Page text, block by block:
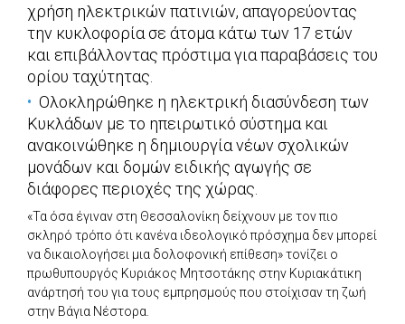
χρήση ηλεκτρικών πατινιών, απαγορεύοντας
την κυκλοφορία σε άτομα κάτω των 17 ετών
και επιβάλλοντας πρόστιμα για παραβάσεις του
ορίου ταχύτητας.
Ολοκληρώθηκε η ηλεκτρική διασύνδεση των
Κυκλάδων με το ηπειρωτικό σύστημα και
ανακοινώθηκε η δημιουργία νέων σχολικών
μονάδων και δομών ειδικής αγωγής σε
διάφορες περιοχές της χώρας.
«Τα όσα έγιναν στη Θεσσαλονίκη δείχνουν με τον πιο
σκληρό τρόπο ότι κανένα ιδεολογικό πρόσχημα δεν μπορεί
να δικαιολογήσει μια δολοφονική επίθεση» τονίζει ο
πρωθυπουργός Κυριάκος Μητσοτάκης στην Κυριακάτικη
ανάρτησή του για τους εμπρησμούς που στοίχισαν τη ζωή
στην Βάγια Νέστορα.